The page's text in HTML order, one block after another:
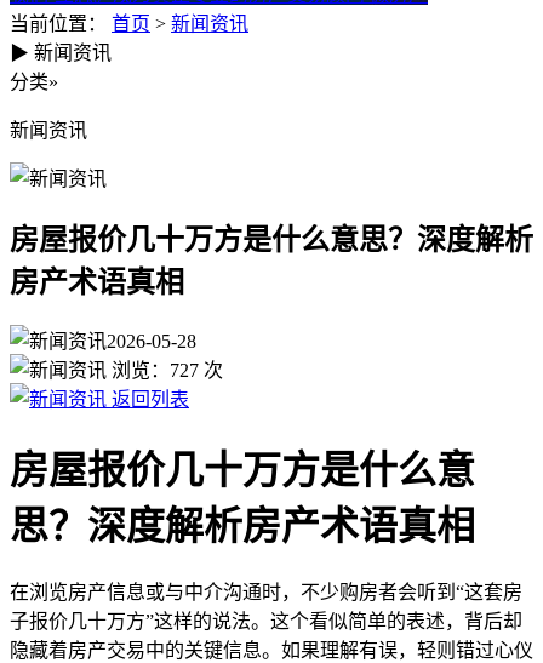
当前位置： 首页 > 新闻资讯
房屋报价几十万方是什么意思
▶ 新闻资讯
分类»
新闻资讯
房屋报价几十万方是什么意思？深度解析
房产术语真相
2026-05-28
浏览： 727 次
返回列表
房屋报价几十万方是什么意
思？深度解析房产术语真相
在浏览房产信息或与中介沟通时，不少购房者会听到“这套房
子报价几十万方”这样的说法。这个看似简单的表述，背后却
隐藏着房产交易中的关键信息。如果理解有误，轻则错过心仪